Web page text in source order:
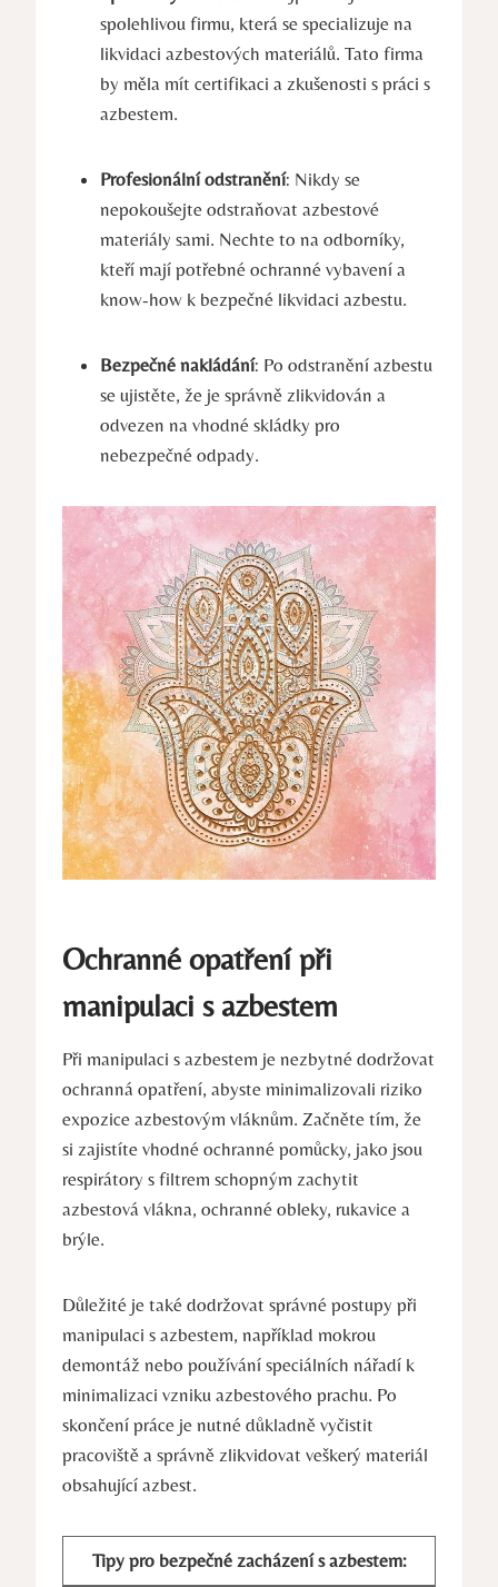
spolehlivou firmu, která se specializuje na
⁤likvidaci azbestových materiálů. Tato firma
by měla mít certifikaci a zkušenosti s práci s
azbestem.
Profesionální odstranění: ‌Nikdy se
nepokoušejte odstraňovat azbestové
materiály⁤ sami. Nechte to na odborníky,
⁣kteří mají potřebné ochranné vybavení a
know-how k bezpečné​ likvidaci azbestu.
Bezpečné nakládání: Po odstranění ‌azbestu
se ujistěte, že je‍ správně zlikvidován a
odvezen na vhodné​ skládky pro
nebezpečné ⁢odpady.
Ochranné opatření při
manipulaci s azbestem
Při manipulaci s azbestem ‌je nezbytné dodržovat
ochranná opatření, ​abyste minimalizovali riziko
expozice azbestovým vláknům. Začněte tím, že
si zajistíte vhodné ochranné pomůcky, ⁢jako jsou
‍respirátory s filtrem schopným zachytit
azbestová vlákna, ochranné obleky, rukavice a ​
brýle.
Důležité je‍ také dodržovat správné postupy při⁤
manipulaci s azbestem, ‍například mokrou
demontáž nebo používání speciálních nářadí k
minimalizaci vzniku azbestového prachu. Po
skončení práce je nutné důkladně vyčistit
pracoviště a správně zlikvidovat veškerý materiál
obsahující azbest.
Tipy pro‌ bezpečné zacházení s​ azbestem: